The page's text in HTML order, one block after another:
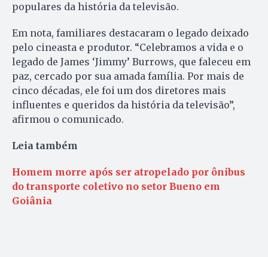
populares da história da televisão.
Em nota, familiares destacaram o legado deixado
pelo cineasta e produtor. “Celebramos a vida e o
legado de James ‘Jimmy’ Burrows, que faleceu em
paz, cercado por sua amada família. Por mais de
cinco décadas, ele foi um dos diretores mais
influentes e queridos da história da televisão”,
afirmou o comunicado.
Leia também
Homem morre após ser atropelado por ônibus
do transporte coletivo no setor Bueno em
Goiânia